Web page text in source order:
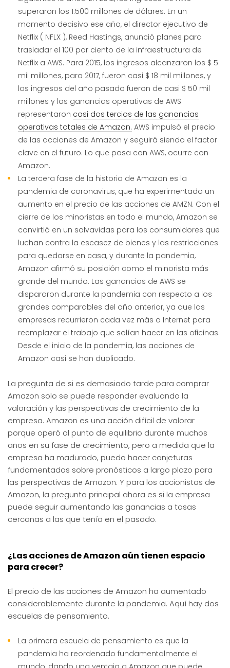
superaron los 1.500 millones de dólares. En un
momento decisivo ese año, el director ejecutivo de
Netflix ( NFLX ), Reed Hastings, anunció planes para
trasladar el 100 por ciento de la infraestructura de
Netflix a AWS. Para 2015, los ingresos alcanzaron los $ 5
mil millones, para 2017, fueron casi $ 18 mil millones, y
los ingresos del año pasado fueron de casi $ 50 mil
millones y las ganancias operativas de AWS
representaron casi dos tercios de las ganancias
operativas totales de Amazon. AWS impulsó el precio
de las acciones de Amazon y seguirá siendo el factor
clave en el futuro. Lo que pasa con AWS, ocurre con
Amazon.
La tercera fase de la historia de Amazon es la
pandemia de coronavirus, que ha experimentado un
aumento en el precio de las acciones de AMZN. Con el
cierre de los minoristas en todo el mundo, Amazon se
convirtió en un salvavidas para los consumidores que
luchan contra la escasez de bienes y las restricciones
para quedarse en casa, y durante la pandemia,
Amazon afirmó su posición como el minorista más
grande del mundo. Las ganancias de AWS se
dispararon durante la pandemia con respecto a los
grandes comparables del año anterior, ya que las
empresas recurrieron cada vez más a Internet para
reemplazar el trabajo que solían hacer en las oficinas.
Desde el inicio de la pandemia, las acciones de
Amazon casi se han duplicado.
La pregunta de si es demasiado tarde para comprar
Amazon solo se puede responder evaluando la
valoración y las perspectivas de crecimiento de la
empresa. Amazon es una acción difícil de valorar
porque operó al punto de equilibrio durante muchos
años en su fase de crecimiento, pero a medida que la
empresa ha madurado, puedo hacer conjeturas
fundamentadas sobre pronósticos a largo plazo para
las perspectivas de Amazon. Y para los accionistas de
Amazon, la pregunta principal ahora es si la empresa
puede seguir aumentando las ganancias a tasas
cercanas a las que tenía en el pasado.
¿Las acciones de Amazon aún tienen espacio
para crecer?
El precio de las acciones de Amazon ha aumentado
considerablemente durante la pandemia. Aquí hay dos
escuelas de pensamiento.
La primera escuela de pensamiento es que la
pandemia ha reordenado fundamentalmente el